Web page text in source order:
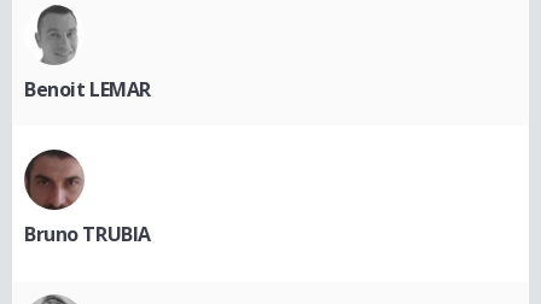
Benoit LEMAR
Bruno TRUBIA